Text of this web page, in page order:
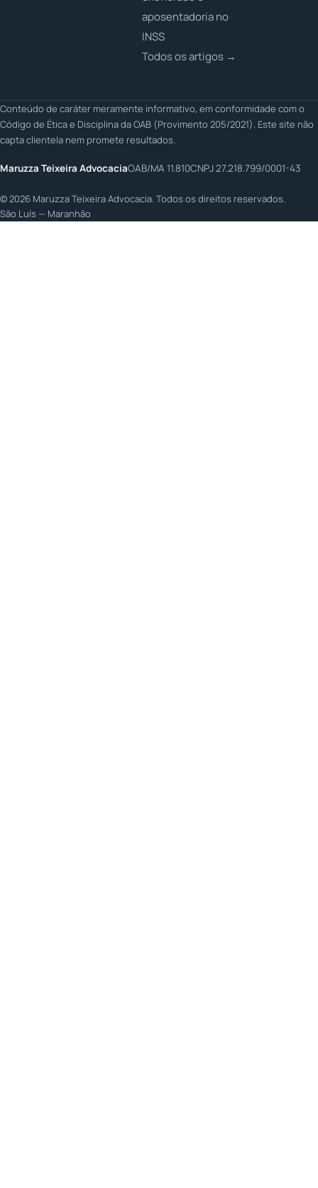
aposentadoria no
INSS
Todos os artigos →
Conteúdo de caráter meramente informativo, em conformidade com o
Código de Ética e Disciplina da OAB (Provimento 205/2021). Este site não
capta clientela nem promete resultados.
Maruzza Teixeira AdvocaciaOAB/MA 11.810CNPJ 27.218.799/0001-43
©2026 Maruzza Teixeira Advocacia. Todos os direitos reservados.
São Luís — Maranhão